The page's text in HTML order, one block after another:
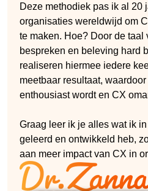
Deze methodiek pas ik al 20
organisaties wereldwijd om
te maken. Hoe? Door de taal
bespreken en beleving hard
realiseren hiermee iedere
meetbaar resultaat,
enthousiast wordt en CX
Graag leer ik je alles wat ik
geleerd en ontwikkeld heb,
aan meer impact van CX in